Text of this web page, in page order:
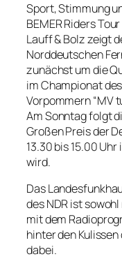
Sport, Stimmung
BEMER Riders
Lauff & Bolz zeigt
Norddeutschen
zunächst um die
im Championat
Vorpommern “MV
Am Sonntag folgt
Großen Preis der
13.30 bis 15.00
wird.
Das
des NDR ist
mit dem
hinter den
dabei.